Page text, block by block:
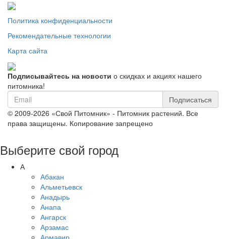
Политика конфиденциальности
Рекомендательные технологии
Карта сайта
Подписывайтесь на новости о скидках и акциях нашего
питомника!
Подписаться
© 2009-2026 «Свой Питомник» - Питомник растений. Все
права защищены. Копирование запрещено
Выберите свой город
А
Абакан
Альметьевск
Анадырь
Анапа
Ангарск
Арзамас